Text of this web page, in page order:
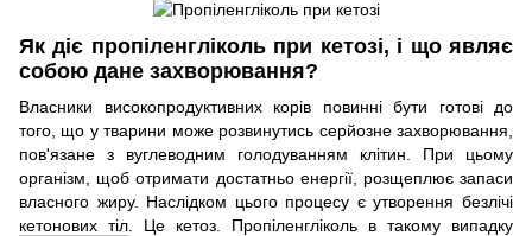
Як діє пропіленгліколь при кетозі, і що являє
собою дане захворювання?
Власники високопродуктивних корів повинні бути готові до
того, що у тварини може розвинутись серйозне захворювання,
пов'язане з вуглеводним голодуванням клітин. При цьому
організм, щоб отримати достатньо енергії, розщеплює запаси
власного жиру. Наслідком цього процесу є утворення безлічі
кетонових тіл . Це кетоз. Пропіленгліколь в такому випадку